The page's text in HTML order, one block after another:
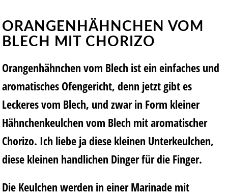
ORANGENHÄHNCHEN VOM
BLECH MIT CHORIZO
Orangenhähnchen vom Blech ist ein einfaches und
aromatisches Ofengericht, denn jetzt gibt es
Leckeres vom Blech, und zwar in Form kleiner
Hähnchenkeulchen vom Blech mit aromatischer
Chorizo. Ich liebe ja diese kleinen Unterkeulchen,
diese kleinen handlichen Dinger für die Finger.
Die Keulchen werden in einer Marinade mit